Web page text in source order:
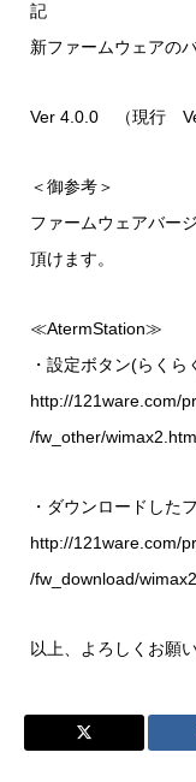
記
新ファームウェアの
Ver 4.0.0 （現行
＜御参考＞
ファームウェアバー
頂けます。
≪AtermStation≫
・設定ボタン(らく
http://121ware.com/
/fw_other/
・ダウンロードした
http://121ware.com/
/fw_download/
以上、よろしくお願